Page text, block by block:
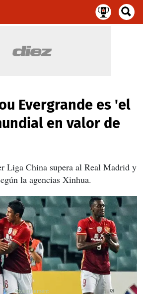
Evergrande es 'el
en valor de
Liga China supera al Real Madrid y
la agencias Xinhua.
X